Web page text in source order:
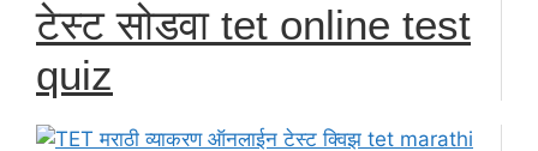
टेस्ट सोडवा tet online test
quiz